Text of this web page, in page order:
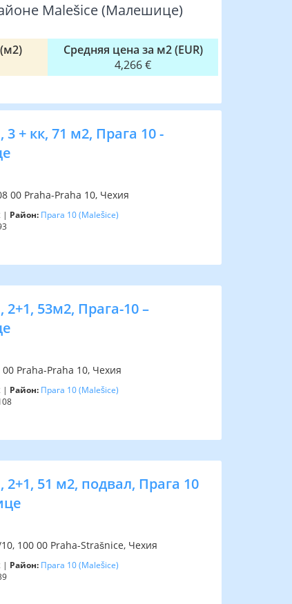
Malešice (Малешице)
Средняя цена за м2 (EUR)
4,266 €
3 + кк, 71 м2, Прага 10 -
00 Praha-Praha 10, Чехия
| Район: Прага 10 (Malešice)
2+1, 53м2, Прага-10 –
Praha-Praha 10, Чехия
| Район: Прага 10 (Malešice)
2+1, 51 м2, подвал, Прага 10
100 00 Praha-Strašnice, Чехия
| Район: Прага 10 (Malešice)